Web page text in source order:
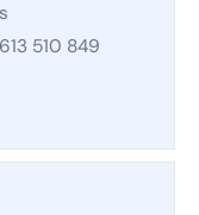
510 849